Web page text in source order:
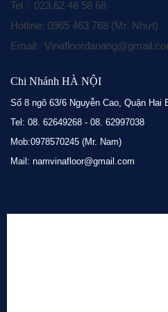
Tel : 023.62 48 58 68
Hotline: 0965 463 768 (Mr. Nhựt)
Email:
Chi Nhánh HÀ NỘI
Số 8 ngõ 63/6 Nguyễn Cao, Quận Hai
Tel: 08. 62649268 - 08. 62997038
Mob:0978570245 (Mr. Nam)
Mail: namvinafloor@gmail.com